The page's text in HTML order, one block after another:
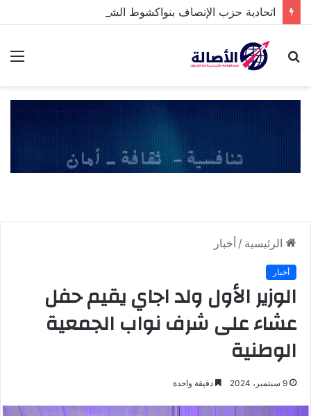
بحث
الرئيسية / أخبار
أخبار
الوزير الأول ولد اجاي يقيم حفل
عشاء على شرف نواب الجمعية
الوطنية
9 سبتمبر، 2024 دقيقة واحدة